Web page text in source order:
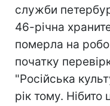
служби
46-річна
померла на
початку
"Російська
рік тому. Нібито